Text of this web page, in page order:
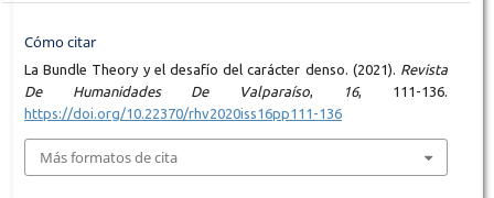
Cómo citar
La Bundle Theory y el desafío del carácter denso. (2021). Revista
De Humanidades De Valparaíso, 16, 111-136.
https://doi.org/10.22370/rhv2020iss16pp111-136
Más formatos de cita